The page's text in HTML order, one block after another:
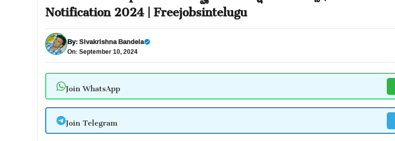
Notification 2024 | Freejobsintelugu
By:Sivakrishna Bandela
On: September 10, 2024
Join WhatsApp
Join Telegram